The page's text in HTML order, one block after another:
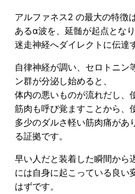
アルファネス2 の最大の特徴
あるα波を、延髄が起点とな
迷走神経へダイレクトに伝達
自律神経が調い、セロトニン
ン群が分泌し始めると、
体内の悪いものが流れだし、
筋肉も呼び覚ますことから、
多少のダルさ軽い筋肉痛があ
る証拠です。
早い人だと装着した瞬間から
には自身に起こっている良い
はずです。